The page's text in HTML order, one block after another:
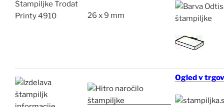
26 x 9 mm
Ogled v